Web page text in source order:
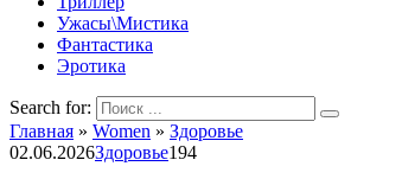
Ужасы\Мистика
Фантастика
Эротика
Search for:
Главная » Women » Здоровье
02.06.2026Здоровье194